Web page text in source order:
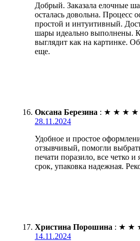
Добрый. Заказала елочные
осталась довольна. Процесс
простой и интуитивный.
шары идеально выполнены.
выглядит как на картинке.
еще.
Оксана Березина : ★ ★ ★ ★
28.11.2024
Удобное и простое
отзывчивый, помогли
печати поразило, все четко и
срок, упаковка надежная.
Христина Порошина : ★ ★
14.11.2024